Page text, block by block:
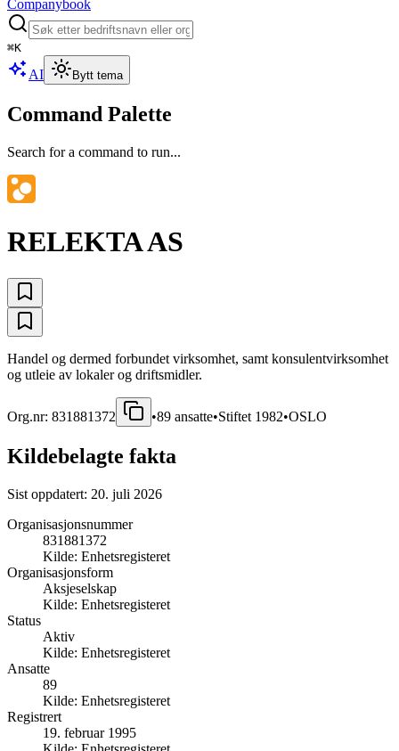
Companybook
⌘K
AI Bytt tema
Command Palette
Search for a command to run...
RELEKTA AS
Handel og dermed forbundet virksomhet, samt konsulentvirksomhet
og utleie av lokaler og driftsmidler.
Org.nr: 831881372 •89 ansatte•Stiftet 1982•OSLO
Kildebelagte fakta
Sist oppdatert: 20. juli 2026
Organisasjonsnummer
831881372
Kilde: Enhetsregisteret
Organisasjonsform
Aksjeselskap
Kilde: Enhetsregisteret
Status
Aktiv
Kilde: Enhetsregisteret
Ansatte
89
Kilde: Enhetsregisteret
Registrert
19. februar 1995